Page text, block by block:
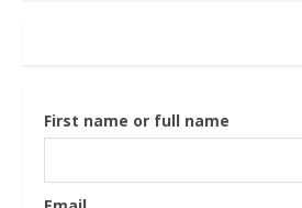
First name or full name